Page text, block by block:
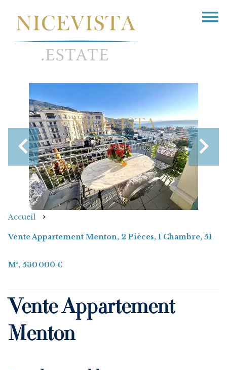
Accueil
Vente Appartement Menton, 2 Pièces, 1 Chambre, 51
M², 530 000 €
Vente Appartement
Menton